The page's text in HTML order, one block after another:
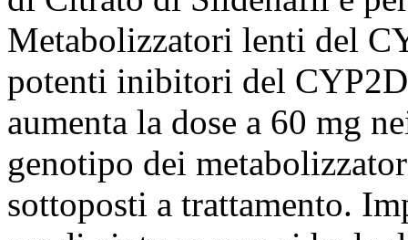
Metabolizzatori lenti del
potenti inibitori del
aumenta la dose a 60 mg
genotipo dei
sottoposti a trattamento.